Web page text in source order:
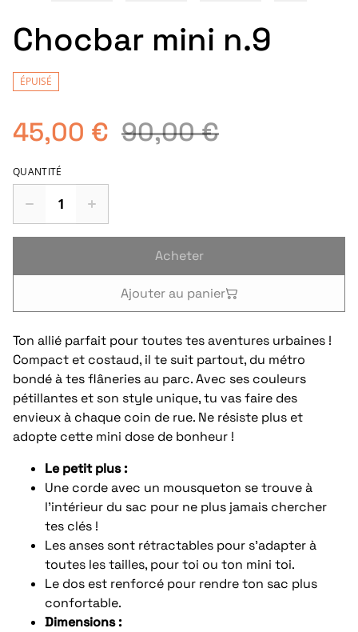
Chocbar mini n.9
ÉPUISÉ
45,00 € 90,00 €
QUANTITÉ
Acheter
Ajouter au panier
Ton allié parfait pour toutes tes aventures urbaines !
Compact et costaud, il te suit partout, du métro
bondé à tes flâneries au parc. Avec ses couleurs
pétillantes et son style unique, tu vas faire des
envieux à chaque coin de rue. Ne résiste plus et
adopte cette mini dose de bonheur !
Le petit plus :
Une corde avec un mousqueton se trouve à
l'intérieur du sac pour ne plus jamais chercher
tes clés !
Les anses sont rétractables pour s’adapter à
toutes les tailles, pour toi ou ton mini toi.
Le dos est renforcé pour rendre ton sac plus
confortable.
Dimensions :